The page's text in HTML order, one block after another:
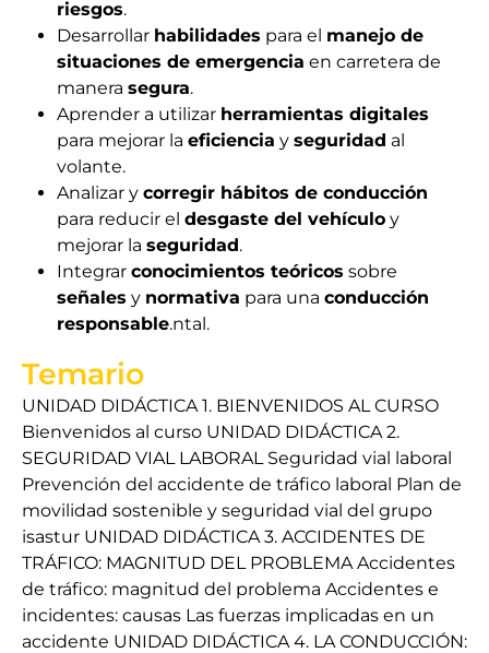
riesgos.
Desarrollar habilidades para el manejo de
situaciones de emergencia en carretera de
manera segura.
Aprender a utilizar herramientas digitales
para mejorar la eficiencia y seguridad al
volante.
Analizar y corregir hábitos de conducción
para reducir el desgaste del vehículo y
mejorar la seguridad.
Integrar conocimientos teóricos sobre
señales y normativa para una conducción
responsable.ntal.
Temario
UNIDAD DIDÁCTICA 1. BIENVENIDOS AL CURSO
Bienvenidos al curso UNIDAD DIDÁCTICA 2.
SEGURIDAD VIAL LABORAL Seguridad vial laboral
Prevención del accidente de tráfico laboral Plan de
movilidad sostenible y seguridad vial del grupo
isastur UNIDAD DIDÁCTICA 3. ACCIDENTES DE
TRÁFICO: MAGNITUD DEL PROBLEMA Accidentes
de tráfico: magnitud del problema Accidentes e
incidentes: causas Las fuerzas implicadas en un
accidente UNIDAD DIDÁCTICA 4. LA CONDUCCIÓN: